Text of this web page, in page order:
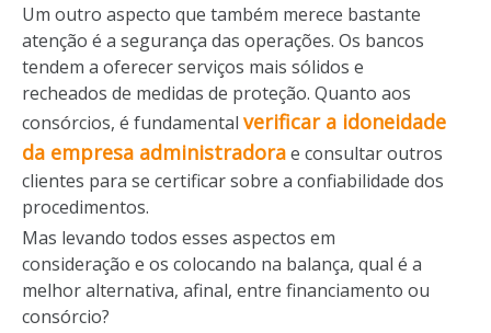
Um outro aspecto que também merece bastante
atenção é a segurança das operações. Os bancos
tendem a oferecer serviços mais sólidos e
recheados de medidas de proteção. Quanto aos
consórcios, é fundamental verificar a idoneidade
da empresa administradorae consultar outros
clientes para se certificar sobre a confiabilidade dos
procedimentos.
Mas levando todos esses aspectos em
consideração e os colocando na balança, qual é a
melhor alternativa, afinal, entre financiamento ou
consórcio?